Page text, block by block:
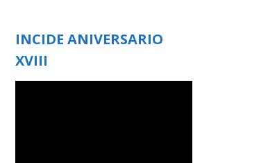
INCIDE ANIVERSARIO
XVIII